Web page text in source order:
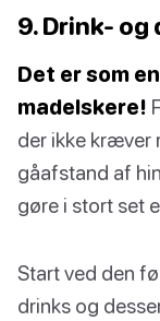
9. Drink-
Det er som
madelskere!
der ikke kræver
gåafstand af
gøre i stort set
Start ved den
drinks og